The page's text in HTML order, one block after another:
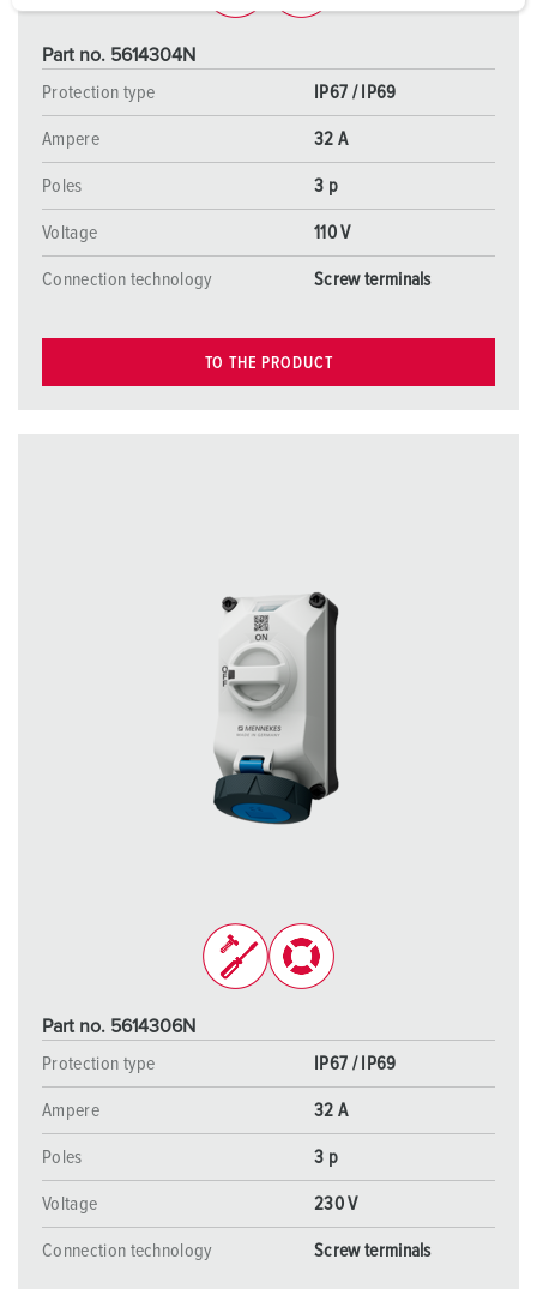
Part no. 5614304N
Protection type
IP67 / IP69
Ampere 32 A
Poles 3 p
Voltage 110 V
Connection technology Screw terminals
TO THE PRODUCT
Part no. 5614306N
Protection type
IP67 / IP69
Ampere 32 A
Poles 3 p
Voltage 230 V
Connection technology Screw terminals